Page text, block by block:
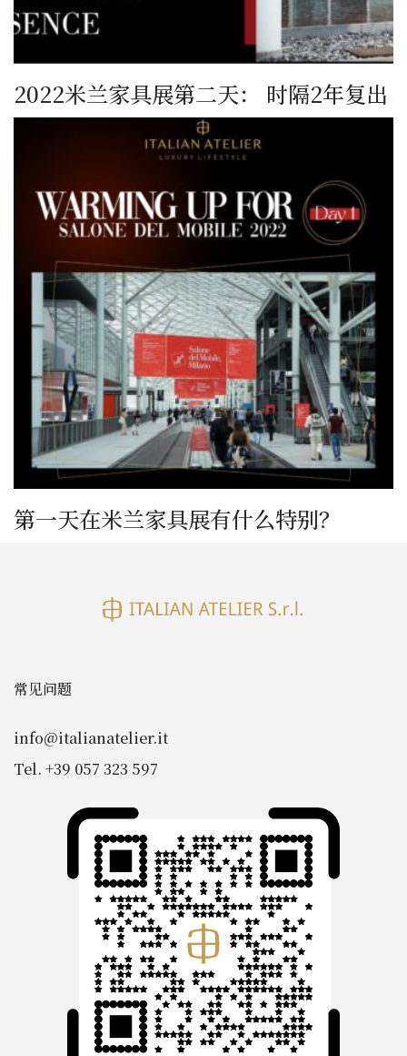
2022米兰家具展第二天： 时隔2年复出
第一天在米兰家具展有什么特别？
常见问题
info@italianatelier.it
Tel. +39 057 323 597